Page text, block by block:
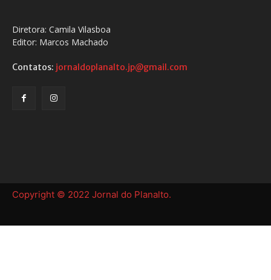
Diretora: Camila Vilasboa
Editor: Marcos Machado
Contatos: jornaldoplanalto.jp@gmail.com
Copyright © 2022 Jornal do Planalto.